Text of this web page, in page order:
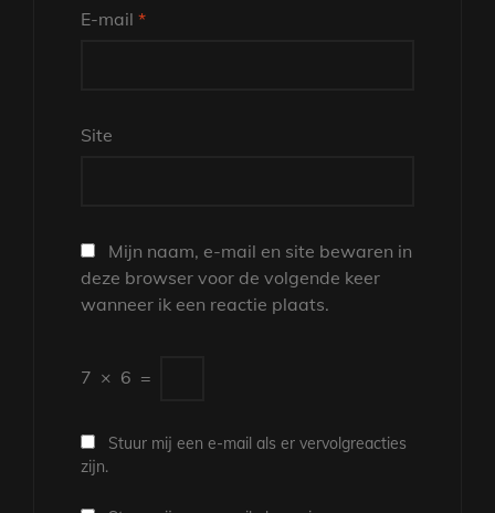
E-mail *
Site
Mijn naam, e-mail en site bewaren in
deze browser voor de volgende keer
wanneer ik een reactie plaats.
7 × 6 =
Stuur mij een e-mail als er vervolgreacties
zijn.